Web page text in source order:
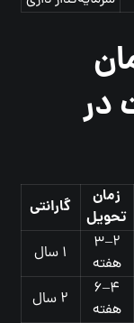
در
زمان
تحویل
گارانتی
۲–۳
هفته
۱ سال
۴–۶
هفته
۲ سال